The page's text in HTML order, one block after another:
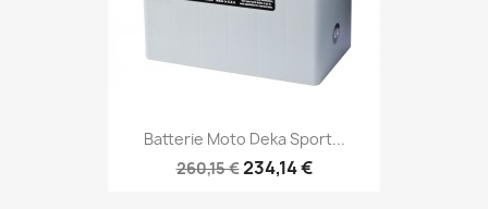
Batterie Moto Deka Sport...
260,15 €234,14 €